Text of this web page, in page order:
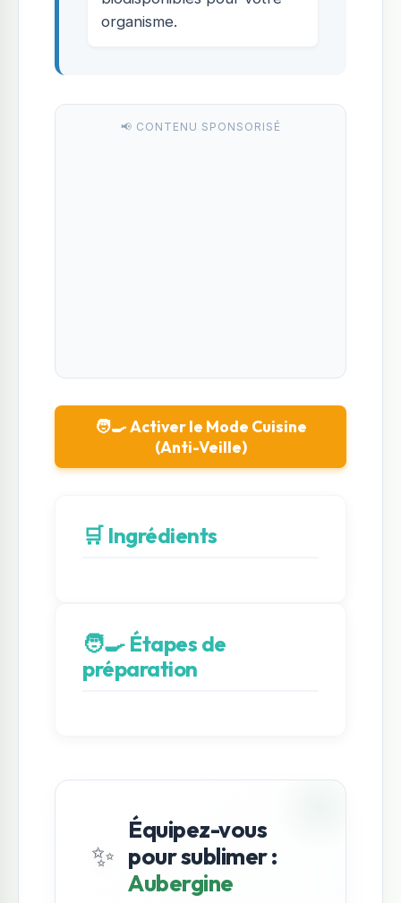
organisme.
📢 CONTENU SPONSORISÉ
🧑‍🍳 Activer le Mode Cuisine
(Anti-Veille)
🛒 Ingrédients
🧑‍🍳 Étapes de
préparation
✨
Équipez-vous
pour sublimer :
Aubergine